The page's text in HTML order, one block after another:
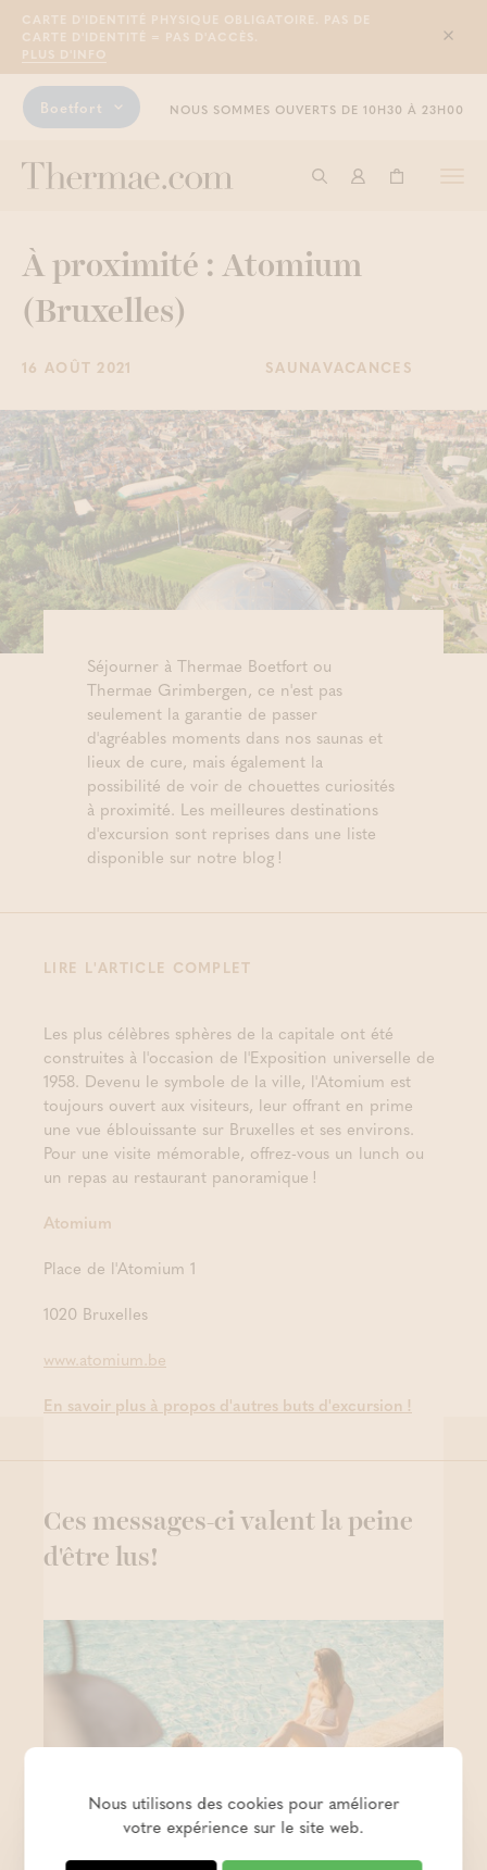
CARTE D'IDENTITÉ PHYSIQUE OBLIGATOIRE. PAS DE
CARTE D'IDENTITÉ = PAS D'ACCÈS.
PLUS D'INFO
Sluit
Boetfort NOUS SOMMES OUVERTS DE 10H30 À 23H00
Commencer à
Connexion
Panier
À proximité : Atomium
(Bruxelles)
16 AOÛT 2021 SAUNAVACANCES
Séjourner à Thermae Boetfort ou
Thermae Grimbergen, ce n'est pas
seulement la garantie de passer
d'agréables moments dans nos saunas et
lieux de cure, mais également la
possibilité de voir de chouettes curiosités
à proximité. Les meilleures destinations
d'excursion sont reprises dans une liste
disponible sur notre blog !
LIRE L'ARTICLE COMPLET
Les plus célèbres sphères de la capitale ont été
construites à l'occasion de l'Exposition universelle de
1958. Devenu le symbole de la ville, l'Atomium est
toujours ouvert aux visiteurs, leur offrant en prime
une vue éblouissante sur Bruxelles et ses environs.
Pour une visite mémorable, offrez-vous un lunch ou
un repas au restaurant panoramique !
Atomium
Place de l'Atomium 1
1020 Bruxelles
www.atomium.be
En savoir plus à propos d'autres buts d'excursion !
Ces messages-ci valent la peine
d'être lus!
Nous utilisons des cookies pour améliorer
votre expérience sur le site web.